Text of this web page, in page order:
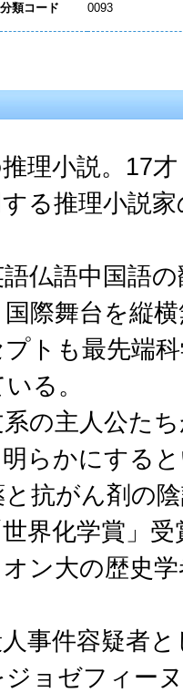
分類コード 0093
理小説。17
る推理小説
仏語中国語
際舞台を縦
トも最先端
る。
系の主人公た
らかにする
抗がん剤の
界化学賞」
ン大の歴史
事件容疑者
ョゼフィー